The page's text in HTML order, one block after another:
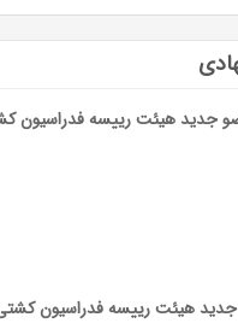
هیئت رییسه فدراسیون کشتی